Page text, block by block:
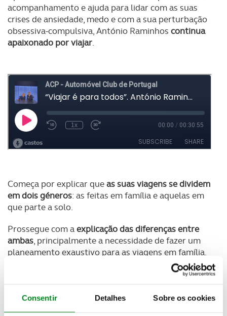
Consentir Detalhes Sobre os cookies
acompanhamento e ajuda para lidar com as suas
crises de ansiedade, medo e com a sua perturbação
obsessiva-compulsiva, António Raminhos continua
apaixonado por viajar.
Começa por explicar queas suas viagens se dividem
em dois géneros: as feitas em família e aquelas em
que parte a solo.
Prossegue com aexplicação das diferenças entre
ambas, principalmente a necessidade de fazer um
planeamento exaustivo para as viagens em família.
humorista reconhece
que podem constituir um momento de ansiedade,
mas nem por isso deixa de as apreciar, limitando-se
a planear somente o suficiente para não ter